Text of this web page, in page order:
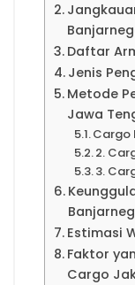
Daftar
Jenis
Metode
Jawa
Cargo
2.
3.
Estimasi
Faktor
Cargo